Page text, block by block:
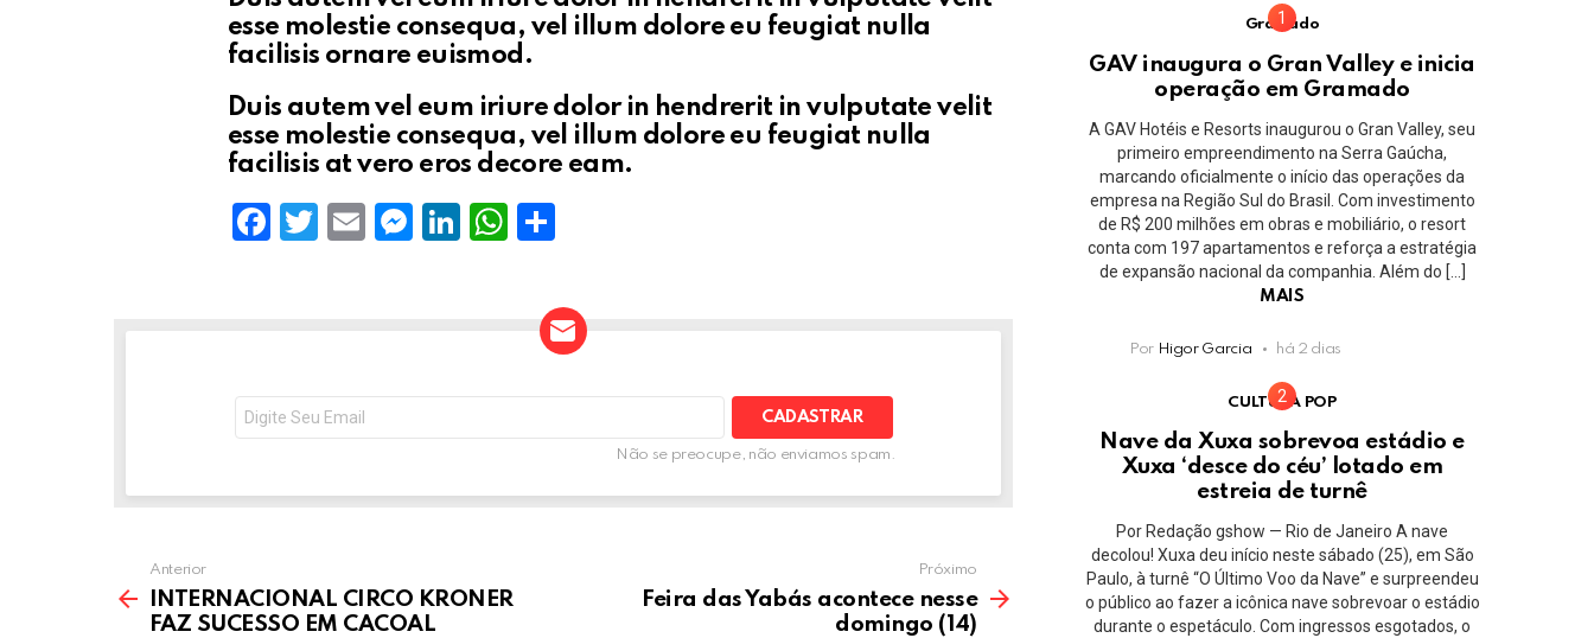
esse molestie consequa, vel illum dolore eu feugiat nulla
facilisis ornare euismod.
Duis autem vel eum iriure dolor in hendrerit in vulputate velit
esse molestie consequa, vel illum dolore eu feugiat nulla
facilisis at vero eros decore eam.
F
o
k
T
E
M
er
Li
W
p
p
ar
e
NEWSLETTER
e-
mail:
Não se preocupe, não enviamos spam.
Anterior
INTERNACIONAL CIRCO KRONER
FAZ SUCESSO EM CACOAL
Próximo
Feira das Yabás acontece nesse
domingo (14)
Gramado
GAV inaugura o Gran Valley e inicia
operação em Gramado
A GAV Hotéis e Resorts inaugurou o Gran Valley, seu
primeiro empreendimento na Serra Gaúcha,
marcando oficialmente o início das operações da
empresa na Região Sul do Brasil. Com investimento
de R$ 200 milhões em obras e mobiliário, o resort
conta com 197 apartamentos e reforça a estratégia
de expansão nacional da companhia. Além do […]
MAIS
Por Higor Garcia há 2 dias
CULTURA POP
Nave da Xuxa sobrevoa estádio e
Xuxa ‘desce do céu’ lotado em
estreia de turnê
Por Redação gshow — Rio de Janeiro A nave
decolou! Xuxa deu início neste sábado (25), em São
Paulo, à turnê “O Último Voo da Nave” e surpreendeu
o público ao fazer a icônica nave sobrevoar o estádio
durante o espetáculo. Com ingressos esgotados, o